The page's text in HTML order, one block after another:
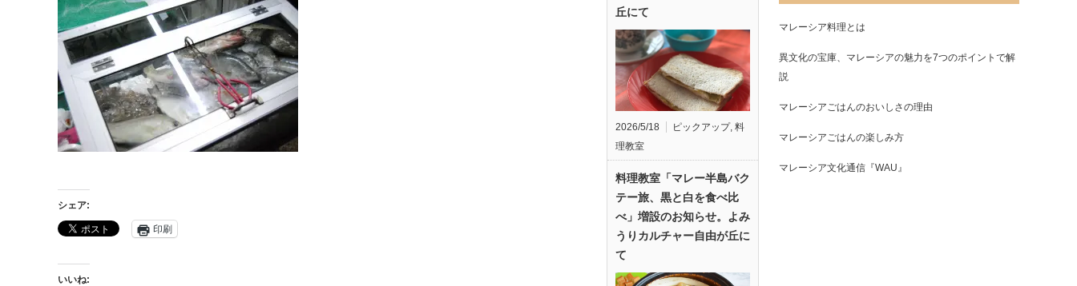
シェア:
印刷
いいね:
丘にて
2026/5/18 ピックアップ, 料
理教室
料理教室「マレー半島バク
テー旅、黒と白を食べ比
べ」増設のお知らせ。よみ
うりカルチャー自由が丘に
て
マレーシア料理とは
異文化の宝庫、マレーシアの魅力を7つのポイントで解
説
マレーシアごはんのおいしさの理由
マレーシアごはんの楽しみ方
マレーシア文化通信『WAU』